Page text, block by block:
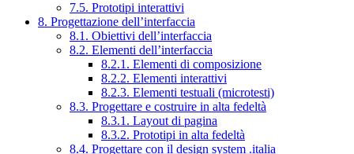
7.5. Prototipi interattivi
8. Progettazione dell’interfaccia
8.1. Obiettivi dell’interfaccia
8.2. Elementi dell’interfaccia
8.2.1. Elementi di composizione
8.2.2. Elementi interattivi
8.2.3. Elementi testuali (microtesti)
8.3. Progettare e costruire in alta fedeltà
8.3.1. Layout di pagina
8.3.2. Prototipi in alta fedeltà
8.4. Progettare con il design system .italia